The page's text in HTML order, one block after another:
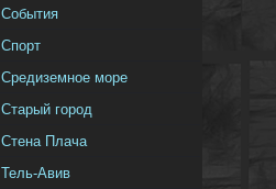
События
Спорт
Средиземное море
Старый город
Стена Плача
Тель-Авив